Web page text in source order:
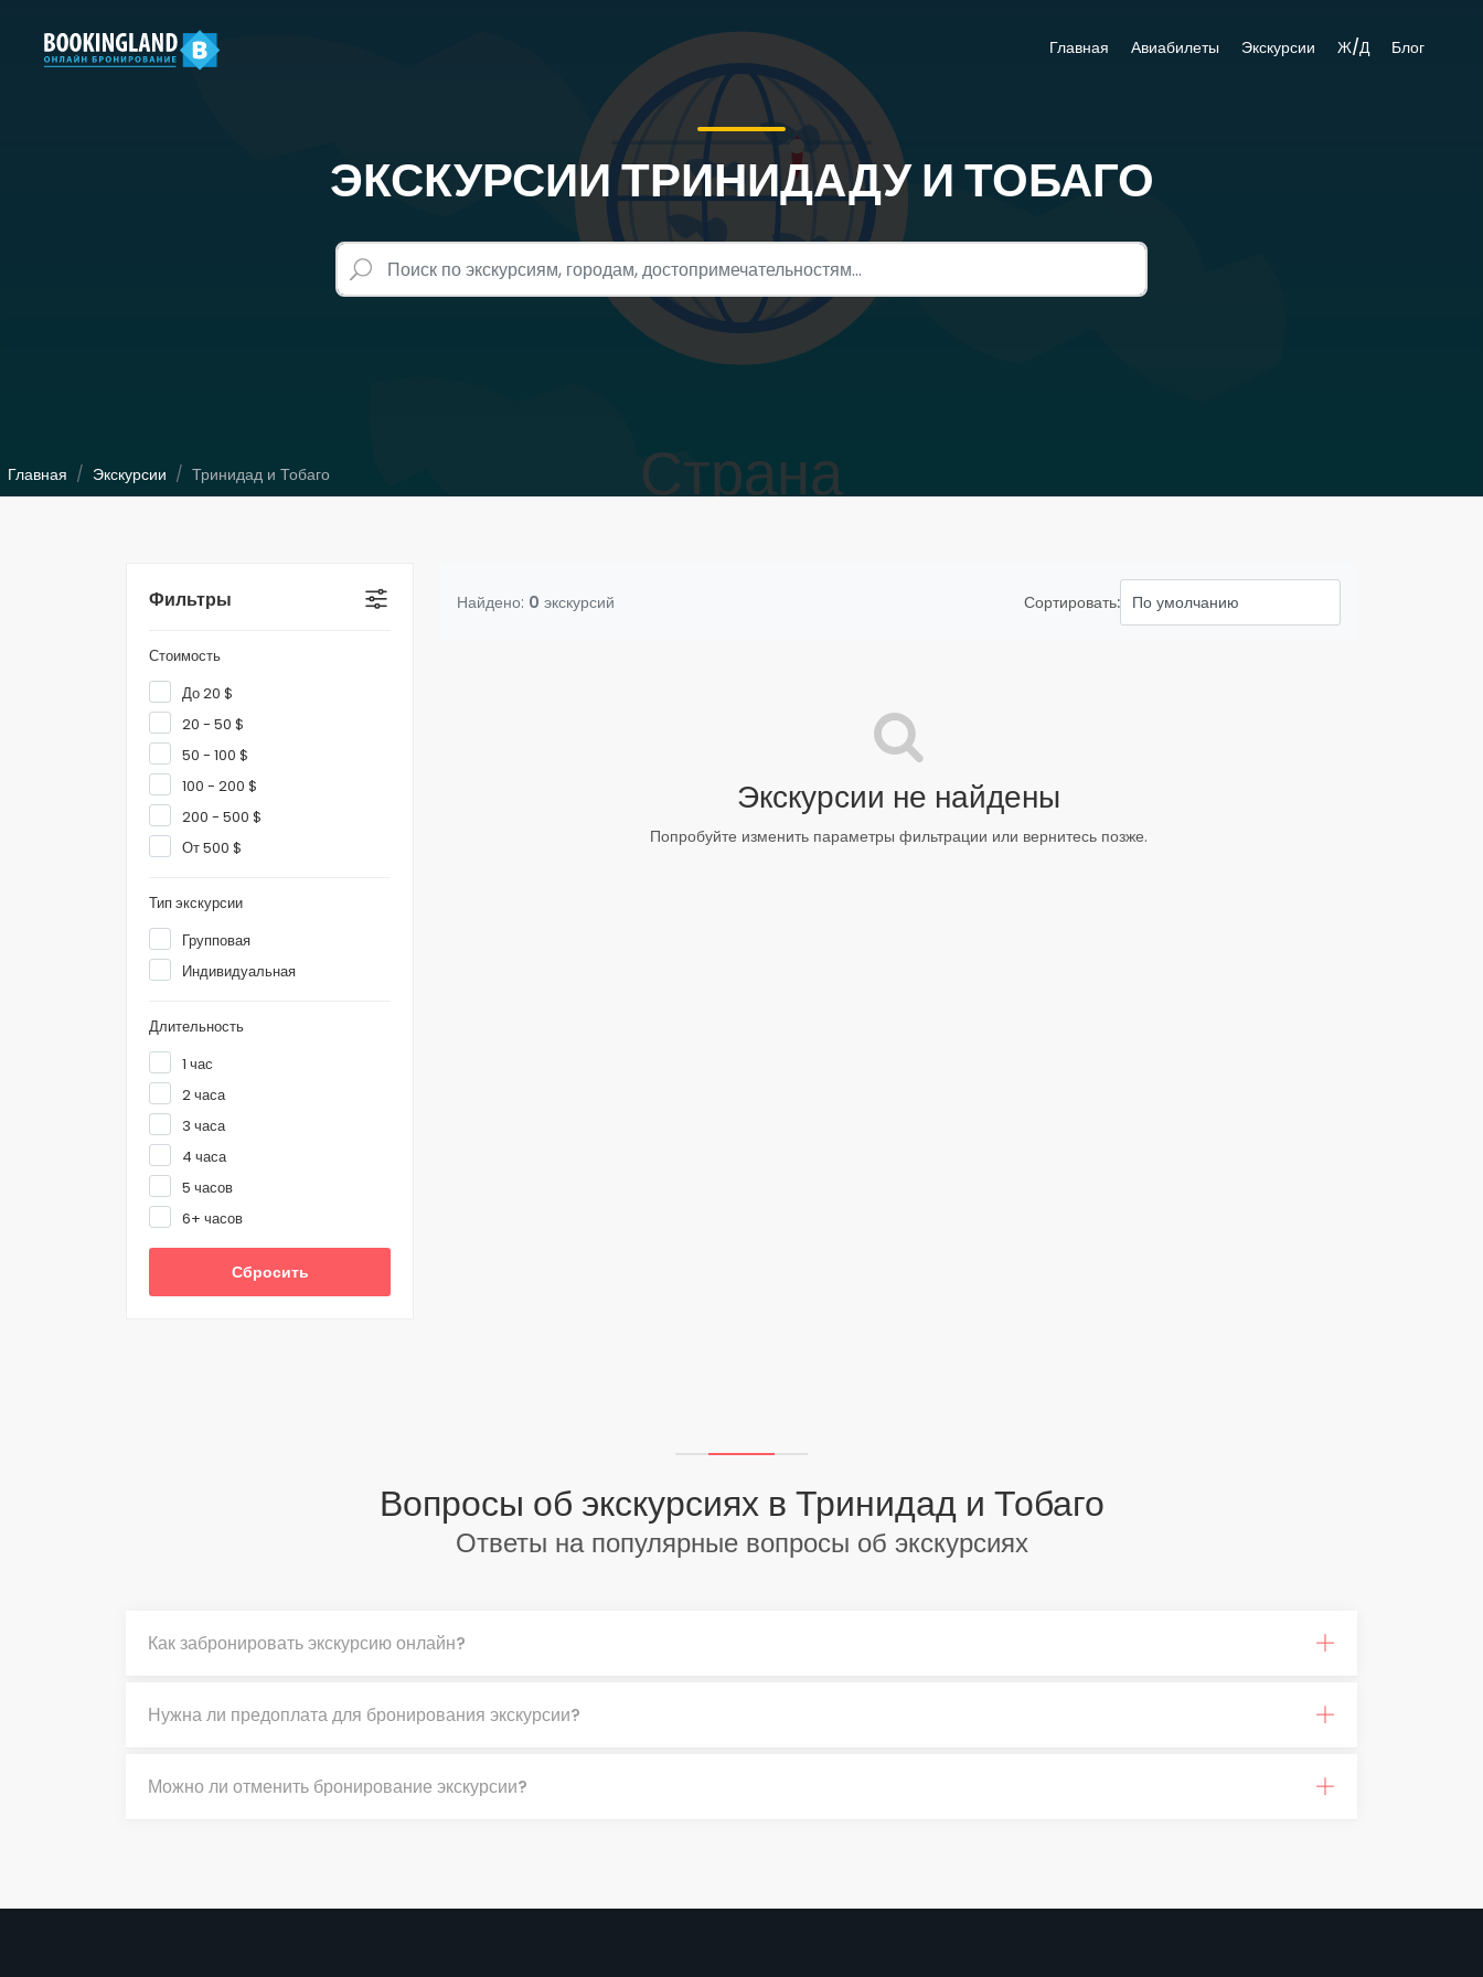
Главная Авиабилеты Экскурсии Ж/Д Блог
ЭКСКУРСИИ ТРИНИДАДУ И ТОБАГО
Главная Экскурсии Тринидад и Тобаго
Фильтры
Стоимость
До 20 $
20 - 50 $
50 - 100 $
100 - 200 $
200 - 500 $
От 500 $
Тип экскурсии
Групповая
Индивидуальная
Длительность
1 час
2 часа
3 часа
4 часа
5 часов
6+ часов
Сбросить
Найдено: 0 экскурсий Сортировать:
Экскурсии не найдены
Попробуйте изменить параметры фильтрации или вернитесь позже.
Вопросы об экскурсиях в Тринидад и Тобаго
Ответы на популярные вопросы об экскурсиях
Как забронировать экскурсию онлайн?
Нужна ли предоплата для бронирования экскурсии?
Можно ли отменить бронирование экскурсии?